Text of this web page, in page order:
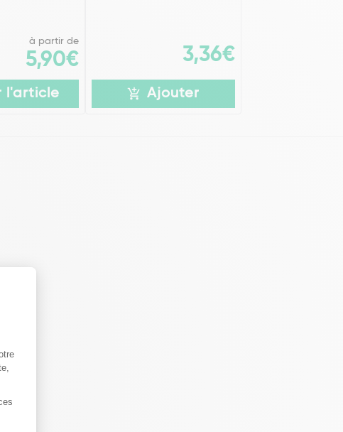
à partir de
5,90€
l'article
3,36€
Ajouter